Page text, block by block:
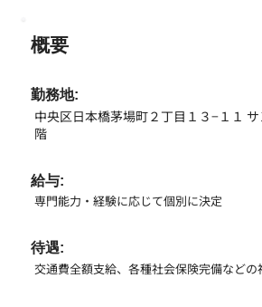
勤務地:
中央区日本橋茅場町２丁目１３−１１
階
給与:
専門能力・経験に応じて個別に決定
待遇:
交通費全額支給、各種社会保険完備など
概要